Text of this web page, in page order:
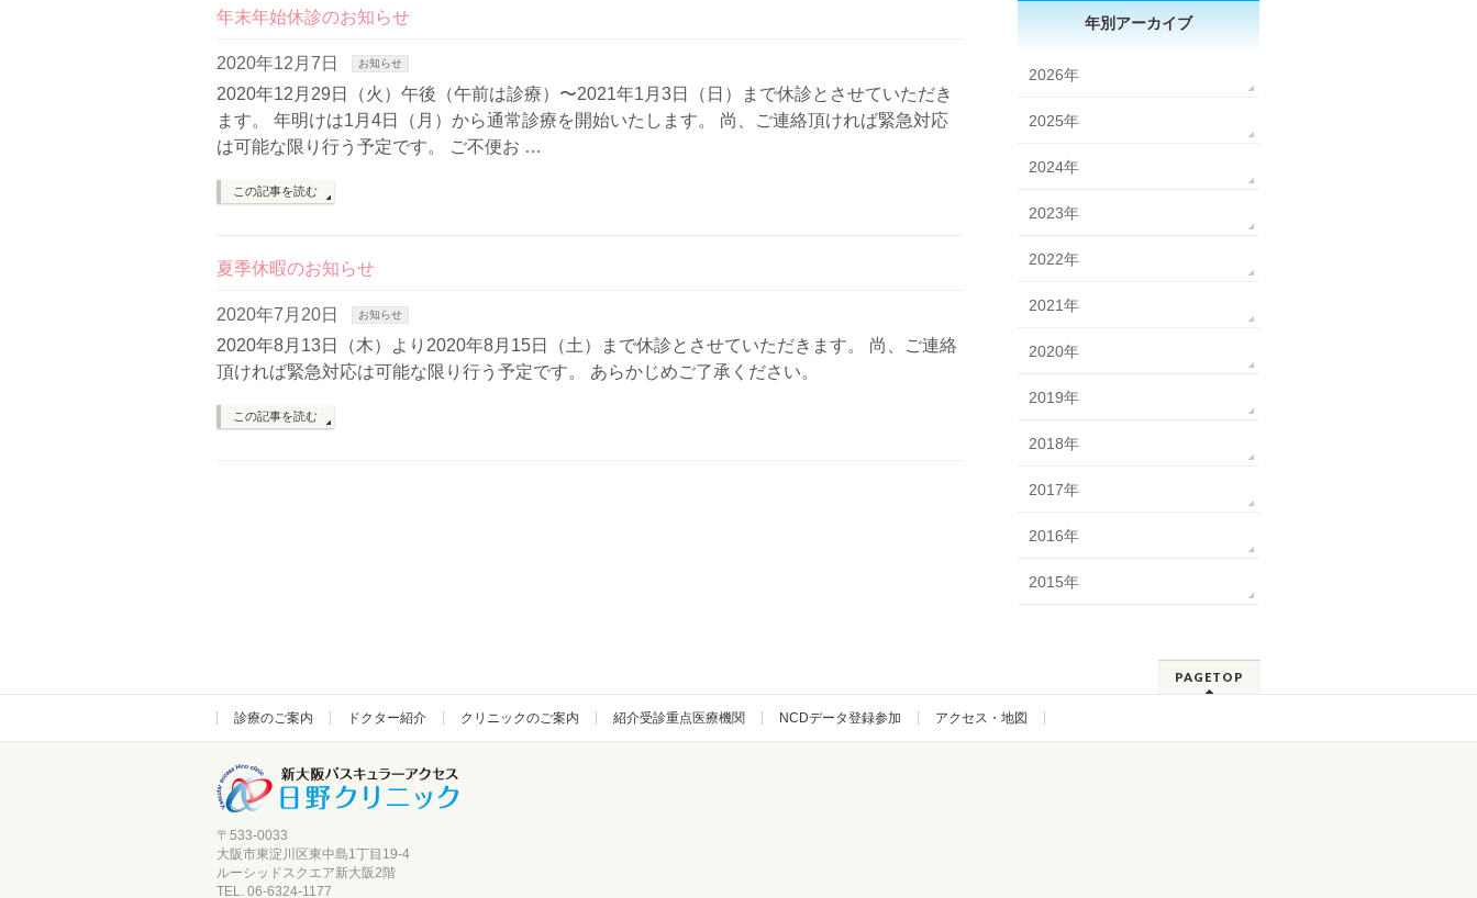
年末年始休診のお知らせ
2020年12月7日 お知らせ
2020年12月29日（火）午後（午前は診療）〜2021年1月3日（日）まで休診とさせていただき
ます。 年明けは1月4日（月）から通常診療を開始いたします。 尚、ご連絡頂ければ緊急対応
は可能な限り行う予定です。 ご不便お …
この記事を読む
夏季休暇のお知らせ
2020年7月20日 お知らせ
2020年8月13日（木）より2020年8月15日（土）まで休診とさせていただきます。 尚、ご連絡
頂ければ緊急対応は可能な限り行う予定です。 あらかじめご了承ください。
この記事を読む
年別アーカイブ
2026年
2025年
2024年
2023年
2022年
2021年
2020年
2019年
2018年
2017年
2016年
2015年
PAGETOP
診療のご案内 ドクター紹介 クリニックのご案内 紹介受診重点医療機関 NCDデータ登録参加 アクセス・地図
〒533-0033
大阪市東淀川区東中島1丁目19-4
ルーシッドスクエア新大阪2階
TEL. 06-6324-1177